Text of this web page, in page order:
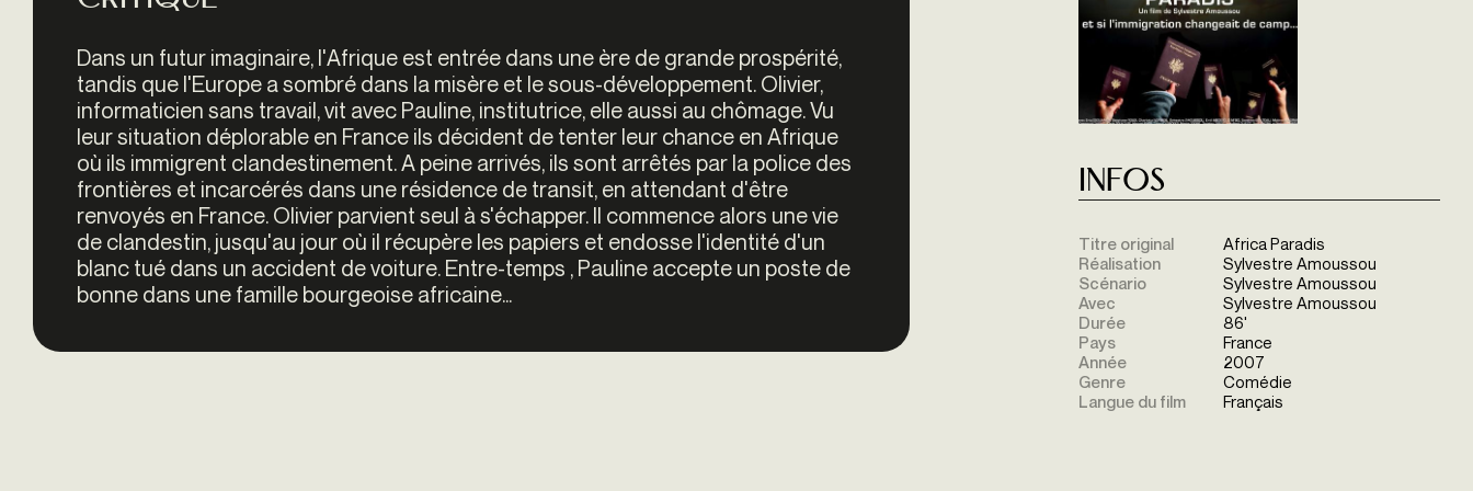
Dans un futur imaginaire, l'Afrique est entrée dans une ère de grande prospérité,
tandis que l'Europe a sombré dans la misère et le sous-développement. Olivier,
informaticien sans travail, vit avec Pauline, institutrice, elle aussi au chômage. Vu
leur situation déplorable en France ils décident de tenter leur chance en Afrique
où ils immigrent clandestinement. A peine arrivés, ils sont arrêtés par la police des
frontières et incarcérés dans une résidence de transit, en attendant d'être
renvoyés en France. Olivier parvient seul à s'échapper. Il commence alors une vie
de clandestin, jusqu'au jour où il récupère les papiers et endosse l'identité d'un
blanc tué dans un accident de voiture. Entre-temps , Pauline accepte un poste de
bonne dans une famille bourgeoise africaine...
Infos
Titre original
Africa Paradis
Réalisation
Sylvestre Amoussou
Scénario
Sylvestre Amoussou
Avec
Sylvestre Amoussou
Durée
86'
Pays
France
Année
2007
Genre
Comédie
Langue du film
Français